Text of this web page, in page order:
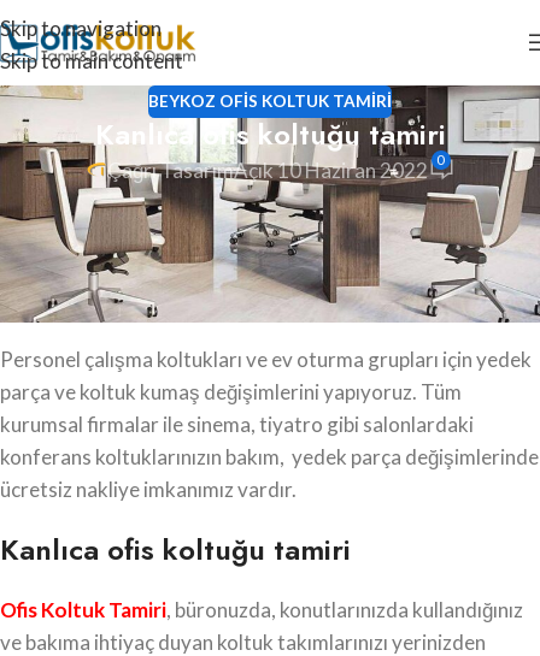
Skip to navigation
Skip to main content
BEYKOZ OFIS KOLTUK TAMIRI
Kanlıca ofis koltuğu tamiri
Çağrı TasarımAçık 10 Haziran 2022 0
Kanlıca ofis koltuğu tamiri, oturma grubu tamiri, ofis koltuk
döşeme, ofis koltuk kaplama ve koltuk amortisörü
değişimlerini güvenilir ve uzman ekiplerimize
yaptırabilirsiniz.
Personel çalışma koltukları ve ev oturma grupları için yedek
parça ve koltuk kumaş değişimlerini yapıyoruz. Tüm
kurumsal firmalar ile sinema, tiyatro gibi salonlardaki
konferans koltuklarınızın bakım, yedek parça değişimlerinde
ücretsiz nakliye imkanımız vardır.
Kanlıca ofis koltuğu tamiri
Ofis Koltuk Tamiri, büronuzda, konutlarınızda kullandığınız
ve bakıma ihtiyaç duyan koltuk takımlarınızı yerinizden